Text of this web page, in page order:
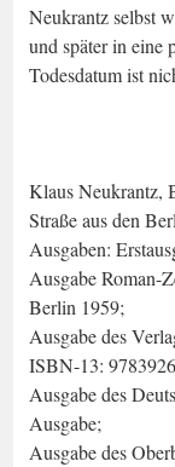
Neukrantz selbst
und später in eine
Todesdatum ist
Klaus Neukrantz,
Straße aus den
Ausgaben:
Ausgabe Roman-
Berlin 1959;
Ausgabe des
ISBN-13:
Ausgabe des
Ausgabe;
Ausgabe des